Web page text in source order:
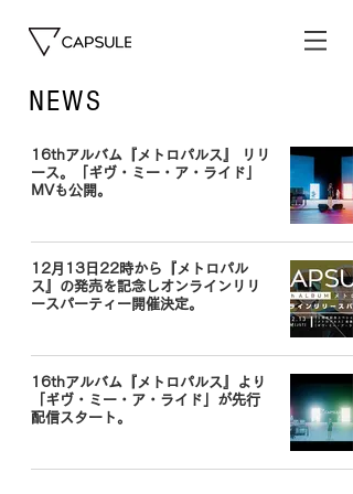
NEWS
16thアルバム『メトロパルス』 リリ
ース。「ギヴ・ミー・ア・ライド」
MVも公開。
12月13日22時から『メトロパル
ス』の発売を記念しオンラインリリ
ースパーティー開催決定。
16thアルバム『メトロパルス』より
「ギヴ・ミー・ア・ライド」が先行
配信スタート。